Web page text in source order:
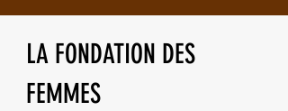
LA FONDATION DES
FEMMES